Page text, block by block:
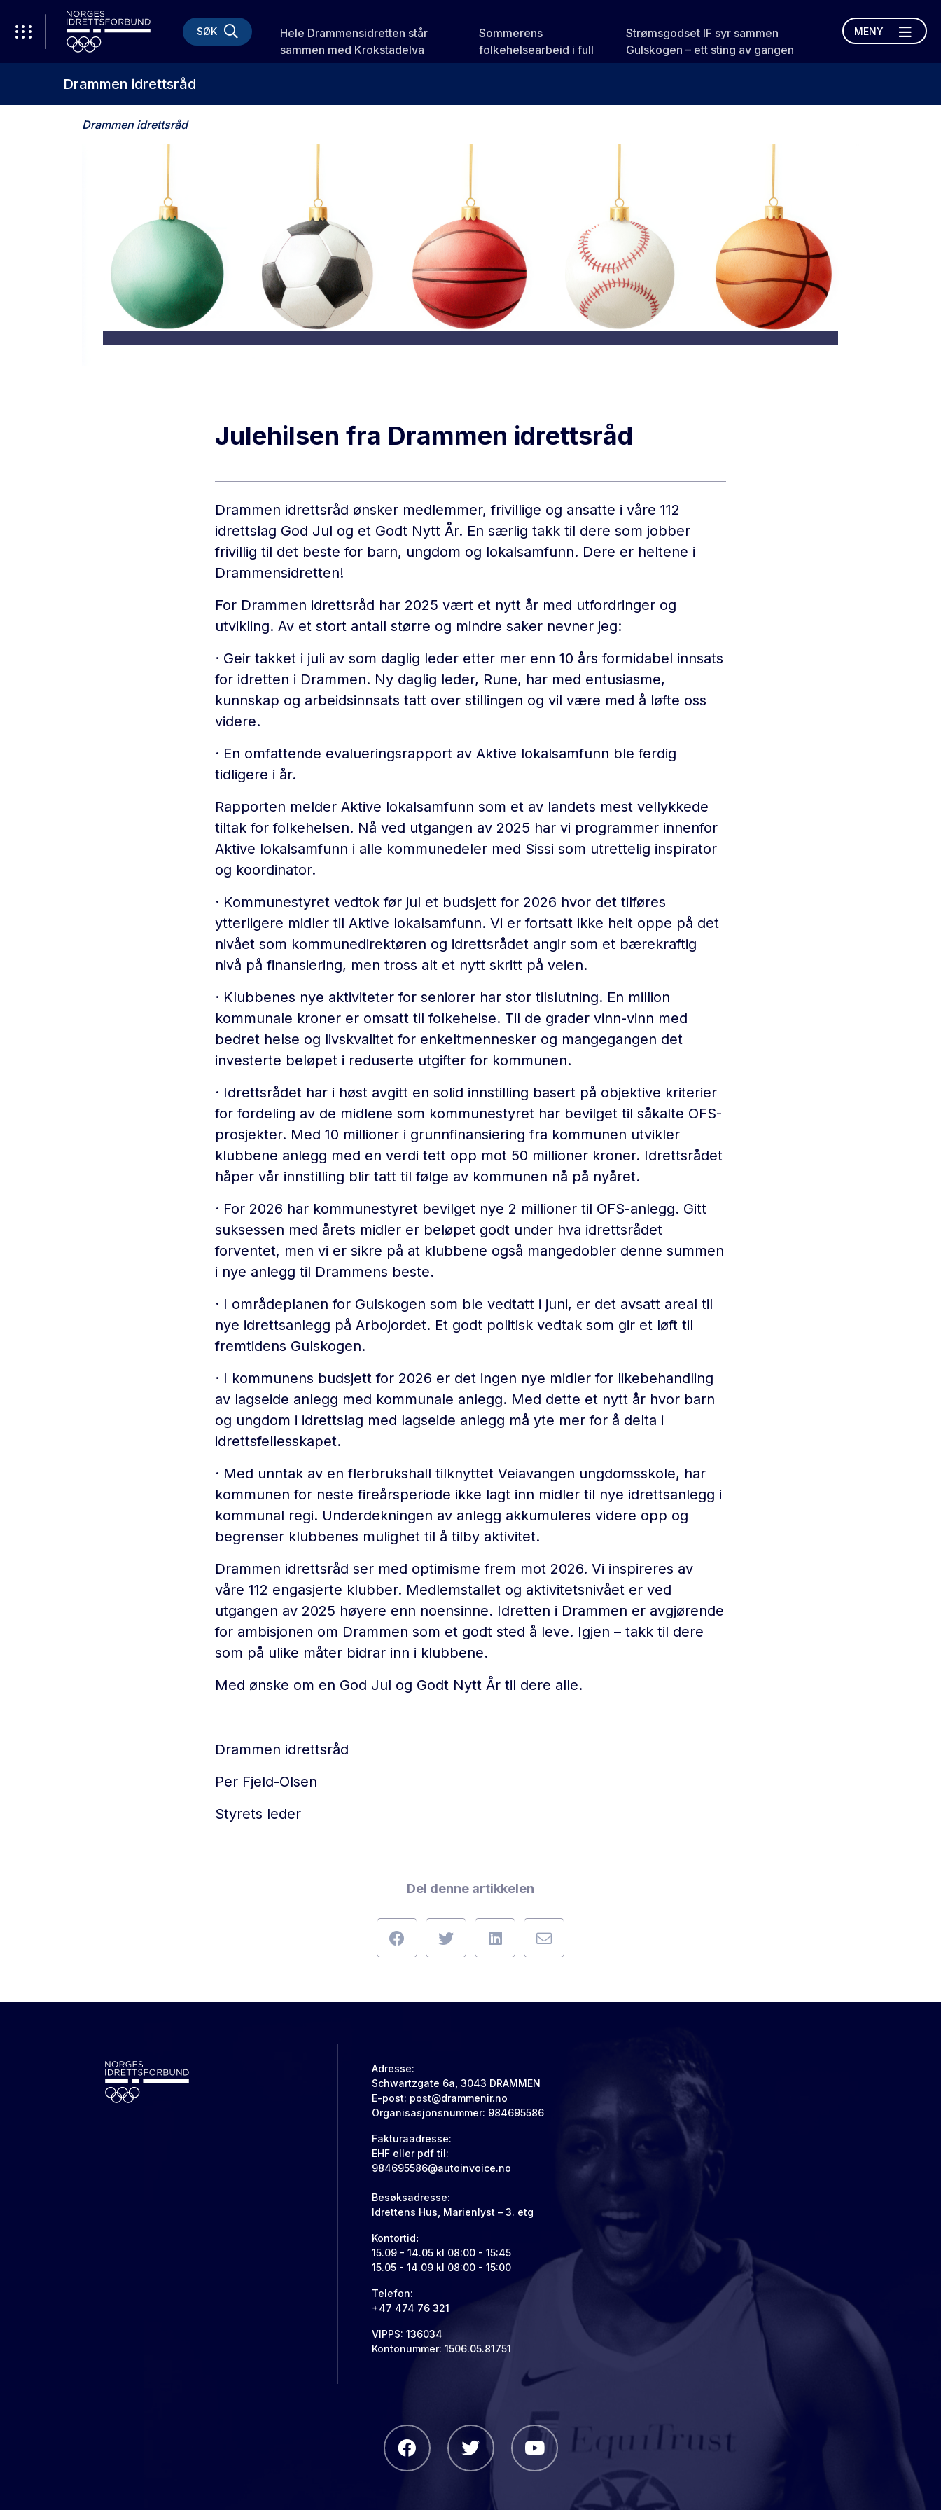
SØK
Hele Drammensidretten står
sammen med Krokstadelva
Sommerens
folkehelsearbeid i full
gang
Strømsgodset IF syr sammen
Gulskogen – ett sting av gangen
MENY
Drammen idrettsråd
Drammen idrettsråd
Julehilsen fra Drammen idrettsråd
Drammen idrettsråd ønsker medlemmer, frivillige og ansatte i våre 112
idrettslag God Jul og et Godt Nytt År. En særlig takk til dere som jobber
frivillig til det beste for barn, ungdom og lokalsamfunn. Dere er heltene i
Drammensidretten!
For Drammen idrettsråd har 2025 vært et nytt år med utfordringer og
utvikling. Av et stort antall større og mindre saker nevner jeg:
· Geir takket i juli av som daglig leder etter mer enn 10 års formidabel innsats
for idretten i Drammen. Ny daglig leder, Rune, har med entusiasme,
kunnskap og arbeidsinnsats tatt over stillingen og vil være med å løfte oss
videre.
· En omfattende evalueringsrapport av Aktive lokalsamfunn ble ferdig
tidligere i år.
Rapporten melder Aktive lokalsamfunn som et av landets mest vellykkede
tiltak for folkehelsen. Nå ved utgangen av 2025 har vi programmer innenfor
Aktive lokalsamfunn i alle kommunedeler med Sissi som utrettelig inspirator
og koordinator.
· Kommunestyret vedtok før jul et budsjett for 2026 hvor det tilføres
ytterligere midler til Aktive lokalsamfunn. Vi er fortsatt ikke helt oppe på det
nivået som kommunedirektøren og idrettsrådet angir som et bærekraftig
nivå på finansiering, men tross alt et nytt skritt på veien.
· Klubbenes nye aktiviteter for seniorer har stor tilslutning. En million
kommunale kroner er omsatt til folkehelse. Til de grader vinn-vinn med
bedret helse og livskvalitet for enkeltmennesker og mangegangen det
investerte beløpet i reduserte utgifter for kommunen.
· Idrettsrådet har i høst avgitt en solid innstilling basert på objektive kriterier
for fordeling av de midlene som kommunestyret har bevilget til såkalte OFS-
prosjekter. Med 10 millioner i grunnfinansiering fra kommunen utvikler
klubbene anlegg med en verdi tett opp mot 50 millioner kroner. Idrettsrådet
håper vår innstilling blir tatt til følge av kommunen nå på nyåret.
· For 2026 har kommunestyret bevilget nye 2 millioner til OFS-anlegg. Gitt
suksessen med årets midler er beløpet godt under hva idrettsrådet
forventet, men vi er sikre på at klubbene også mangedobler denne summen
i nye anlegg til Drammens beste.
· I områdeplanen for Gulskogen som ble vedtatt i juni, er det avsatt areal til
nye idrettsanlegg på Arbojordet. Et godt politisk vedtak som gir et løft til
fremtidens Gulskogen.
· I kommunens budsjett for 2026 er det ingen nye midler for likebehandling
av lagseide anlegg med kommunale anlegg. Med dette et nytt år hvor barn
og ungdom i idrettslag med lagseide anlegg må yte mer for å delta i
idrettsfellesskapet.
· Med unntak av en flerbrukshall tilknyttet Veiavangen ungdomsskole, har
kommunen for neste fireårsperiode ikke lagt inn midler til nye idrettsanlegg i
kommunal regi. Underdekningen av anlegg akkumuleres videre opp og
begrenser klubbenes mulighet til å tilby aktivitet.
Drammen idrettsråd ser med optimisme frem mot 2026. Vi inspireres av
våre 112 engasjerte klubber. Medlemstallet og aktivitetsnivået er ved
utgangen av 2025 høyere enn noensinne. Idretten i Drammen er avgjørende
for ambisjonen om Drammen som et godt sted å leve. Igjen – takk til dere
som på ulike måter bidrar inn i klubbene.
Med ønske om en God Jul og Godt Nytt År til dere alle.
Drammen idrettsråd
Per Fjeld-Olsen
Styrets leder
Del denne artikkelen
Adresse:
Schwartzgate 6a, 3043 DRAMMEN
E-post: post@drammenir.no
Organisasjonsnummer: 984695586
Fakturaadresse:
EHF eller pdf til:
984695586@autoinvoice.no
Besøksadresse:
Idrettens Hus, Marienlyst – 3. etg
Kontortid:
15.09 - 14.05 kl 08:00 - 15:45
15.05 - 14.09 kl 08:00 - 15:00
Telefon:
+47 474 76 321
VIPPS: 136034
Kontonummer: 1506.05.81751